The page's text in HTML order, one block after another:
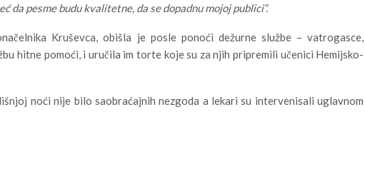
da pesme budu kvalitetne, da se dopadnu mojoj publici“.
Kruševca, obišla je posle ponoći dežurne službe – vatrogasce,
hitne pomoći, i uručila im torte koje su za njih pripremili učenici Hemijsko-
noći nije bilo saobraćajnih nezgoda a lekari su intervenisali uglavnom